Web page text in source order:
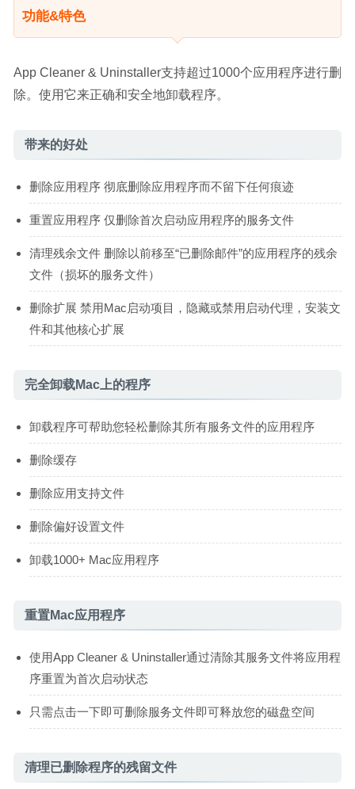
功能&特色
App Cleaner & Uninstaller支持超过1000个应用程序进行删
除。使用它来正确和安全地卸载程序。
带来的好处
删除应用程序 彻底删除应用程序而不留下任何痕迹
重置应用程序 仅删除首次启动应用程序的服务文件
清理残余文件 删除以前移至“已删除邮件”的应用程序的残余
文件（损坏的服务文件）
删除扩展 禁用Mac启动项目，隐藏或禁用启动代理，安装文
件和其他核心扩展
完全卸载Mac上的程序
卸载程序可帮助您轻松删除其所有服务文件的应用程序
删除缓存
删除应用支持文件
删除偏好设置文件
卸载1000+ Mac应用程序
重置Mac应用程序
使用App Cleaner & Uninstaller通过清除其服务文件将应用程
序重置为首次启动状态
只需点击一下即可删除服务文件即可释放您的磁盘空间
清理已删除程序的残留文件